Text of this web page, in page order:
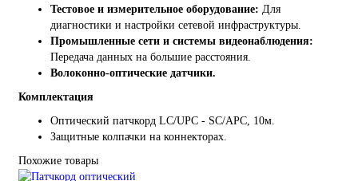
Тестовое и измерительное оборудование: Для
диагностики и настройки сетевой инфраструктуры.
Промышленные сети и системы видеонаблюдения:
Передача данных на большие расстояния.
Волоконно-оптические датчики.
Комплектация
Оптический патчкорд LC/UPC - SC/APC, 10м.
Защитные колпачки на коннекторах.
Похожие товары